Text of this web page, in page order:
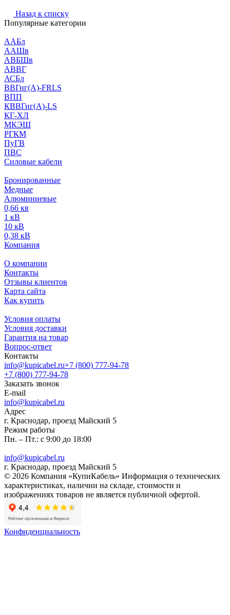
Назад к списку
Популярные категории
ААБл
ААШв
АВБШв
АВВГ
АСБл
ВВГнг(А)-FRLS
ВПП
КВВГнг(А)-LS
КГ-ХЛ
МКЭШ
РГКМ
ПуГВ
ПВС
Силовые кабели
Бронированные
Медные
Алюминиевые
0,66 кв
1 кВ
10 кВ
0,38 кВ
Компания
О компании
Контакты
Отзывы клиентов
Карта сайта
Как купить
Условия оплаты
Условия доставки
Гарантия на товар
Вопрос-ответ
Контакты
info@kupicabel.ru+7 (800) 777-94-78
+7 (800) 777-94-78
Заказать звонок
E-mail
info@kupicabel.ru
Адрес
г. Краснодар, проезд Майский 5
Режим работы
Пн. – Пт.: с 9:00 до 18:00
info@kupicabel.ru
г. Краснодар, проезд Майский 5
© 2026 Компания «КупиКабель» Информация о технических
характеристиках, наличии на складе, стоимости и
изображениях товаров не является публичной офертой.
Конфиденциальность